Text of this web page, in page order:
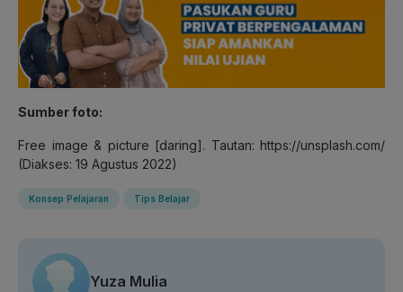
Sumber foto:
Free image & picture [daring]. Tautan: https://unsplash.com/
(Diakses: 19 Agustus 2022)
Konsep Pelajaran Tips Belajar
Yuza Mulia